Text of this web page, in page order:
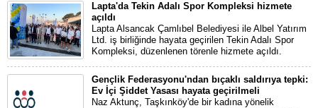
Lapta'da Tekin Adalı Spor Kompleksi hizmete
açıldı
Lapta Alsancak Çamlıbel Belediyesi ile Albel Yatırım
Ltd. iş birliğinde hayata geçirilen Tekin Adalı Spor
Kompleksi, düzenlenen törenle hizmete açıldı.
Gençlik Federasyonu'ndan bıçaklı saldırıya tepki:
Ev İçi Şiddet Yasası hayata geçirilmeli
Naz Aktunç, Taşkınköy'de bir kadına yönelik